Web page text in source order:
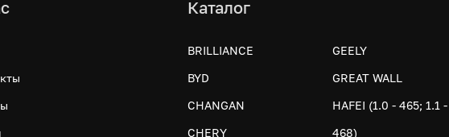
Каталог
BRILLIANCE
BYD
CHANGAN
CHERY
GEELY
GREAT WALL
HAFEI (1.0 - 465; 1.1 -
468)